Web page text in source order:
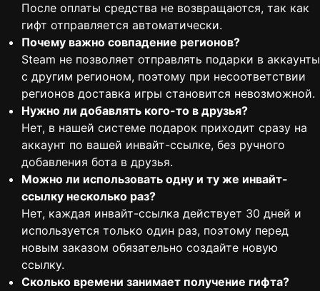
После оплаты средства не возвращаются, так как
гифт отправляется автоматически.
Почему важно совпадение регионов?
Steam не позволяет отправлять подарки в аккаунты
с другим регионом, поэтому при несоответствии
регионов доставка игры становится невозможной.
Нужно ли добавлять кого-то в друзья?
Нет, в нашей системе подарок приходит сразу на
аккаунт по вашей инвайт-ссылке, без ручного
добавления бота в друзья.
Можно ли использовать одну и ту же инвайт-
ссылку несколько раз?
Нет, каждая инвайт-ссылка действует 30 дней и
используется только один раз, поэтому перед
новым заказом обязательно создайте новую
ссылку.
Сколько времени занимает получение гифта?